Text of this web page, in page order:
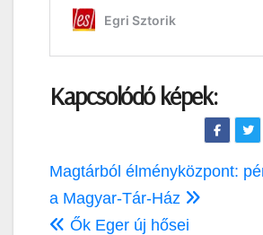
Kapcsolódó képek:
Bejegyzés
navigáció
Magtárból élményközpont:
a Magyar-Tár-Ház
Ők Eger új hősei